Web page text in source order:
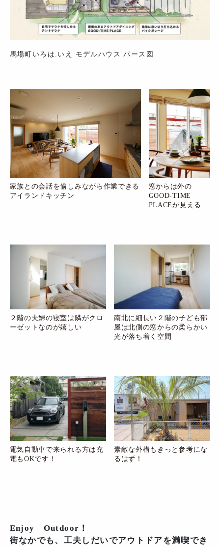
馬場町いろは.いえ モデルハウス パース図
家族との会話を愉しみながら作業できる
アイランドキッチン
窓からは外の
GOOD-TIME
PLACEが見える
２階の夫婦の寝室は隣がクロ
ーゼットなのが嬉しい
南北に細長い２階の子ども部
屋は北側の窓からの柔らかい
光が落ち着く空間
電気自動車で来られる方は充
電もOKです！
素敵な外構もきっと参考にな
るはず！
Enjoy Outdoor！
街なかでも、工夫しだいでアウトドアを満喫でき